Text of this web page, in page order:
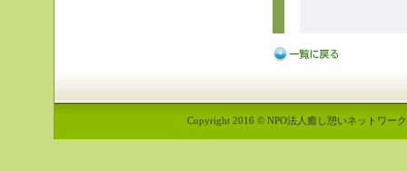
Copyright 2016 © NPO法人癒し憩いネットワー